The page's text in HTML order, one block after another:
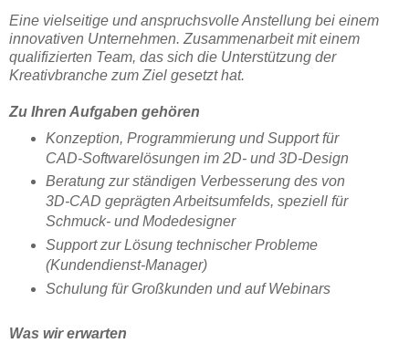
Eine vielseitige und anspruchsvolle Anstellung bei einem
innovativen Unternehmen. Zusammenarbeit mit einem
qualifizierten Team, das sich die Unterstützung der
Kreativbranche zum Ziel gesetzt hat.
Zu Ihren Aufgaben gehören
Konzeption, Programmierung und Support für
CAD-Softwarelösungen im 2D- und 3D-Design
Beratung zur ständigen Verbesserung des von
3D-CAD geprägten Arbeitsumfelds, speziell für
Schmuck- und Modedesigner
Support zur Lösung technischer Probleme
(Kundendienst-Manager)
Schulung für Großkunden und auf Webinars
Was wir erwarten